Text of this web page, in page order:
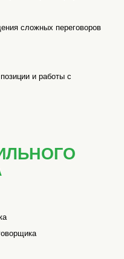
сложных переговоров
и работы с